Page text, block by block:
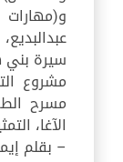
سيرة بني
مشروع
مسرح
الآغا،
– بقلم